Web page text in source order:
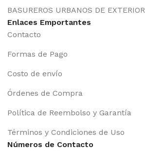
BASUREROS URBANOS DE EXTERIOR
Enlaces Emportantes
Contacto
Formas de Pago
Costo de envío
Órdenes de Compra
Política de Reembolso y Garantía
Términos y Condiciones de Uso
Números de Contacto